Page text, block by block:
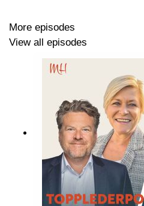
More episodes
View all episodes